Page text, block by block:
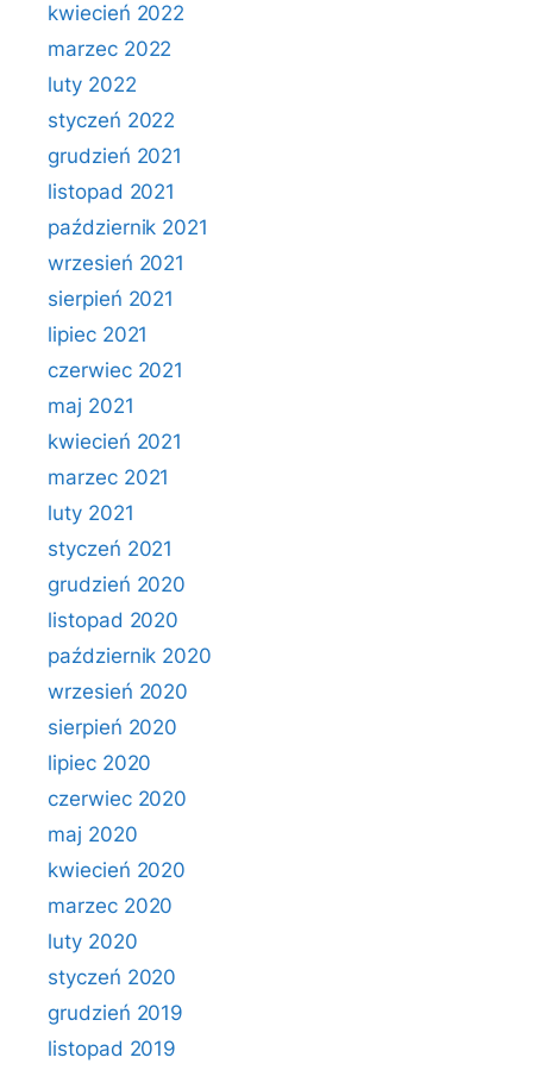
kwiecień 2022
marzec 2022
luty 2022
styczeń 2022
grudzień 2021
listopad 2021
październik 2021
wrzesień 2021
sierpień 2021
lipiec 2021
czerwiec 2021
maj 2021
kwiecień 2021
marzec 2021
luty 2021
styczeń 2021
grudzień 2020
listopad 2020
październik 2020
wrzesień 2020
sierpień 2020
lipiec 2020
czerwiec 2020
maj 2020
kwiecień 2020
marzec 2020
luty 2020
styczeń 2020
grudzień 2019
listopad 2019